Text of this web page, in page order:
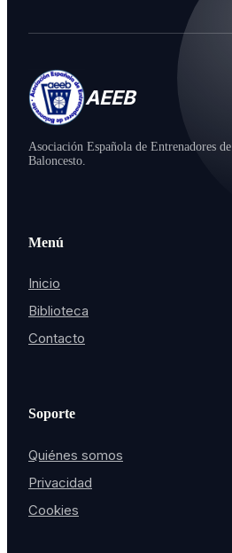
AEEB
Asociación Española de Entrenadores de
Baloncesto.
Menú
Inicio
Biblioteca
Contacto
Soporte
Quiénes somos
Privacidad
Cookies